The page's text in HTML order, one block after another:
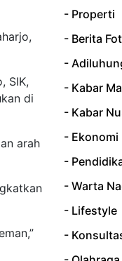
SIK,
di
arah
- Properti
- Berita
-
- Kabar
- Kabar
- Ekonomi
-
- Warta
- Lifestyle
-